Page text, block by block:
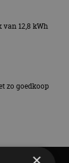
12,8 kWh
zo goedkoop